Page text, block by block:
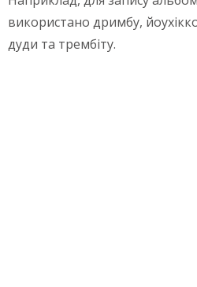
використано дримбу,
дуди та трембіту.